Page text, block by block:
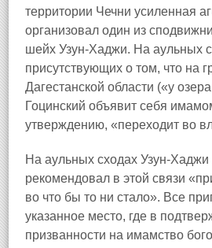
территории Чечни усиленная
организовал один из
шейх Узун-Хаджи. На аульных
присутствующих о том, что на
Дагестанской области («у
Гоцинский объявит себя
утверждению, «переходит во
На аульных сходах Узун-
рекомендовал в этой связи
во что бы то ни стало». Все
указанное место, где в
призванности на имамство